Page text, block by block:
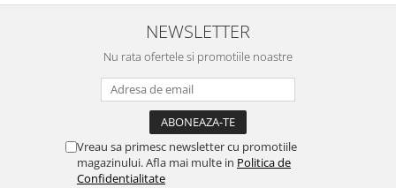
este o plăcere să o folosim, are
pete de rugina dupa spalare.
Aceasta ma va scapa de aceasta
neplacere, in plus este tare
frumoasa, o ...
NEWSLETTER
Nu rata ofertele si promotiile noastre
Vreau sa primesc newsletter cu promotiile
magazinului. Afla mai multe in Politica de
Confidentialitate